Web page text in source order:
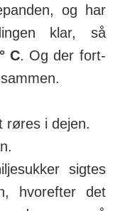
og har
klar, så
C. Og der fort­
røres i dejen.
sigtes
hvor­efter det